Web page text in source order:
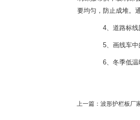
要均匀，防止成堆。
4、道路标线固
5、画线车中的
6、冬季低温时
上一篇： 波形护栏板厂